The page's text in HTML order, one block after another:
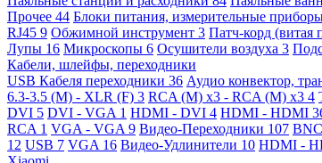
Прочее 44 Блоки питания, измерительные
RJ45 9 Обжимной инструмент 3 Патч-корд (витая
Лупы 16 Микроскопы 6 Осушители воздуха 3
Кабели, шлейфы, переходники
USB Кабеля переходники 36 Аудио конвектор,
6.3-3.5 (M) - XLR (F) 3 RCA (M) x3 - RCA (M) x3 4
DVI 5 DVI - VGA 1 HDMI - DVI 4 HDMI - HDMI
RCA 1 VGA - VGA 9 Видео-Переходники 107 BNC
12 USB 7 VGA 16 Видео-Удлинители 10 HDMI -